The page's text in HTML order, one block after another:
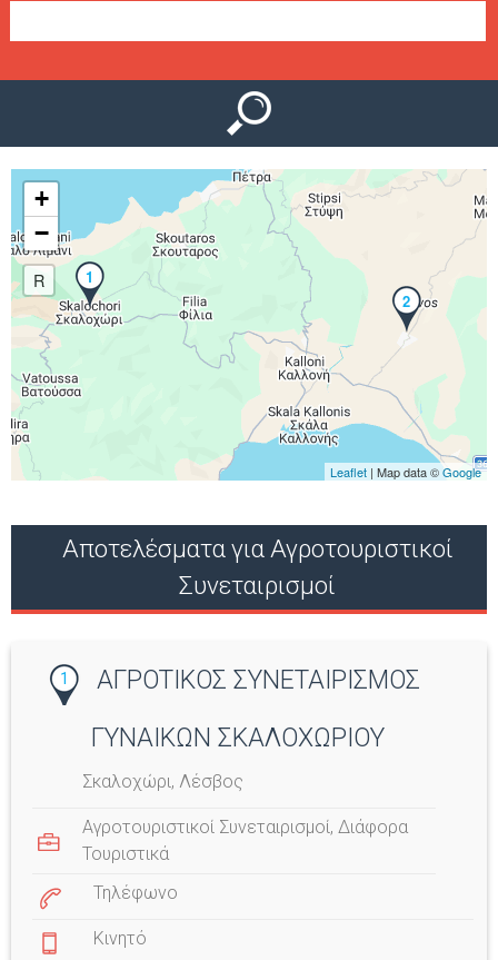
ε
ο
1
2
+
−
R
Leaflet | Map data ©Google
Αποτελέσματα για Αγροτουριστικοί
Συνεταιρισμοί
1
ΑΓΡΟΤΙΚΟΣ ΣΥΝΕΤΑΙΡΙΣΜΟΣ
ΓΥΝΑΙΚΩΝ ΣΚΑΛΟΧΩΡΙΟΥ
Σκαλοχώρι, Λέσβος
Αγροτουριστικοί Συνεταιρισμοί,Διάφορα
Τουριστικά
Τηλέφωνο
Κινητό